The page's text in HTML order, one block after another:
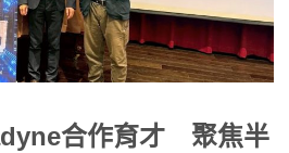
合作育才 聚焦半